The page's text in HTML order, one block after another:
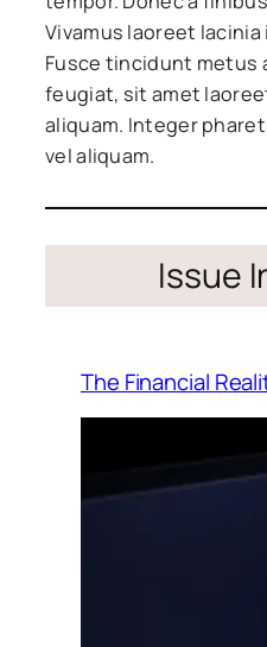
Vivamus laoreet
Fusce tincidunt metus
feugiat, sit amet
aliquam. Integer
vel aliquam.
Issue
The Financial